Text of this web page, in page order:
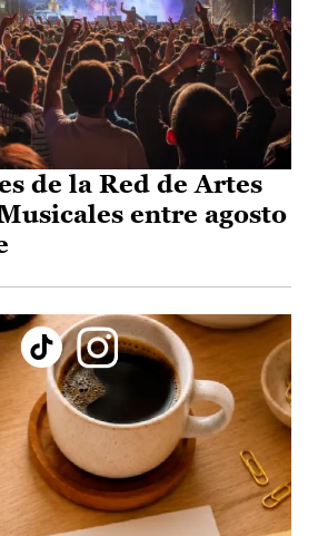
de la Red de Artes
entre agosto